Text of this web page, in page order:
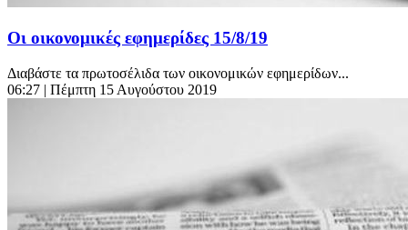
Οι οικονομικές εφημερίδες 15/8/19
Διαβάστε τα πρωτοσέλιδα των οικονομικών εφημερίδων...
06:27 | Πέμπτη 15 Αυγούστου 2019